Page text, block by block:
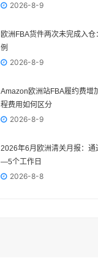
2026-8-9
欧洲FBA货件两次未完成入
例
2026-8-9
Amazon欧洲站FBA履约费增
程费用如何区分
2026-8-9
2026年6月欧洲清关月报：
—5个工作日
2026-8-8